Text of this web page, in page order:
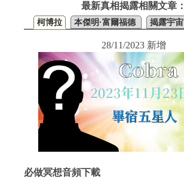
最新真相揭露相關文章：
柯博拉 本傑明·富爾福德 揭露宇宙
28/11/2023 新增
必做冥想音頻下載